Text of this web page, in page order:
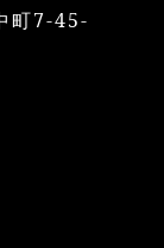
町7-45-